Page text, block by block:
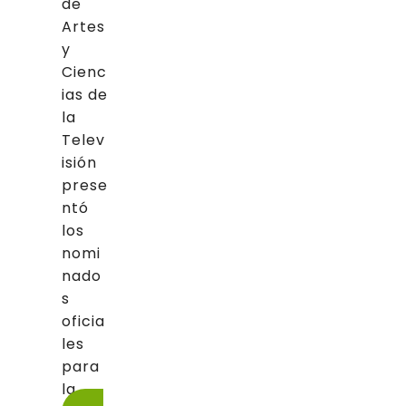
de
Artes
y
Cienc
ias de
la
Telev
isión
prese
ntó
los
nomi
nado
s
oficia
les
para
la...